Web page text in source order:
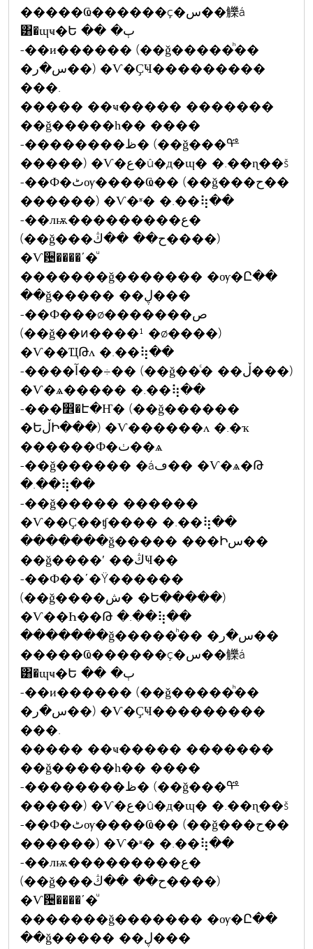
�����Ҩ������ç�س��觻á
͸�ɰҹ�Ե �� �ٻ
-��и������ (��ǧ�����ͪ��
�س�ر��) �Ѵ�ҪҸ���������
���.
����� ��ҹ����� �������
��ǧ�����һ�� ����
-��������ظ� (��ǧ���ᢡ
�����) �Ѵ�ع�û�д�ɰ� �.��ɳ��š
-��Ф�ٹѹ����Ҩ�� (��ǧ���ح��
������) �Ѵ�ʶ� �.��⢷��
-��лѭ���������ع�
(��ǧ���ح�� ��ڭ����)
�Ѵ਴����ʹ�ͧ
�������ǧ������� �ѹ�Ը��
��ǧ����� ��ڸ���
-��Ф���ø�������ص
(��ǧ��ͷ����¹ �ø����)
�Ѵ��ҴԹᴧ �.��⢷��
-����آ��÷�� (��ǧ��ͨ� ��ڵ���)
�Ѵ�ѧ����� �.��⢷��
-���෾�Է�Ҥ� (��ǧ������
�ԵڵԻ���) �Ѵ������ᴧ �.�ҡ
������Ф�ٺ��ѧ
-��ǧ������ �áڡ�� �Ѵ�ѧ�Թ
�.��⢷��
-��ǧ����� ������
�Ѵ��Ҫ��ʧ���� �.��⢷��
�������ǧ����� ���Իس��
��ǧ����ʹ ��ڭҸ��
-��Ф��ʹ�Ÿ������
(��ǧ����ش� �Ե�����)
�Ѵ��Һ��Թ �.��⢷��
�������ǧ�����ͪ�� �س�ر��
�����Ҩ������ç�س��觻á
͸�ɰҹ�Ե �� �ٻ
-��и������ (��ǧ�����ͪ��
�س�ر��) �Ѵ�ҪҸ���������
���.
����� ��ҹ����� �������
��ǧ�����һ�� ����
-��������ظ� (��ǧ���ᢡ
�����) �Ѵ�ع�û�д�ɰ� �.��ɳ��š
-��Ф�ٹѹ����Ҩ�� (��ǧ���ح��
������) �Ѵ�ʶ� �.��⢷��
-��лѭ���������ع�
(��ǧ���ح�� ��ڭ����)
�Ѵ਴����ʹ�ͧ
�������ǧ������� �ѹ�Ը��
��ǧ����� ��ڸ���